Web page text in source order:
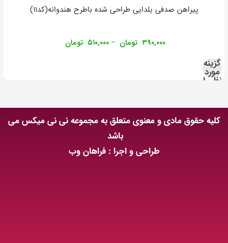
پیراهن صدفی یلدایی طراحی شده باطرح هندوانه(کد۱۱)
۳۹۰,۰۰۰ تومان – ۵۱۰,۰۰۰ تومان
گزینه
مورد
نظر را
کلیه حقوق مادی و معنوی متعلق به مجموعه نی نی میکس می
باشد
طراحی و اجرا : فراهان وب